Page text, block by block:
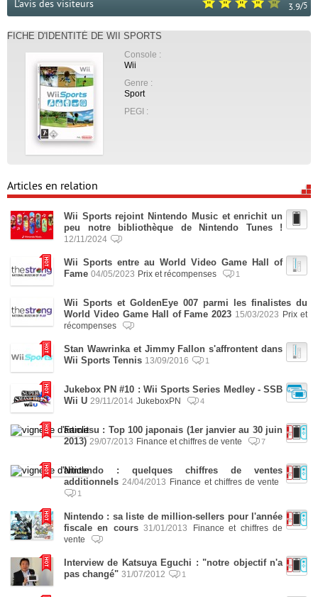
3.9/5
L'avis des visiteurs
FICHE D'IDENTITÉ DE WII SPORTS
Console :
Wii
Genre :
Sport
PEGI :
Articles en relation
Wii Sports rejoint Nintendo Music et enrichit un
peu notre bibliothèque de Nintendo Tunes !
12/11/2024
Wii Sports entre au World Video Game Hall of
Fame 04/05/2023 Prix et récompenses 1
Wii Sports et GoldenEye 007 parmi les finalistes du
World Video Game Hall of Fame 2023 15/03/2023 Prix et
récompenses
Stan Wawrinka et Jimmy Fallon s'affrontent dans
Wii Sports Tennis 13/09/2016 1
Jukebox PN #10 : Wii Sports Series Medley - SSB
Wii U 29/11/2014 JukeboxPN 4
Famitsu : Top 100 japonais (1er janvier au 30 juin
2013) 29/07/2013 Finance et chiffres de vente 7
Nintendo : quelques chiffres de ventes
additionnels 24/04/2013 Finance et chiffres de vente
1
Nintendo : sa liste de million-sellers pour l'année
fiscale en cours 31/01/2013
Finance et chiffres de
vente
Interview de Katsuya Eguchi : "notre objectif n'a
pas changé" 31/07/2012 1